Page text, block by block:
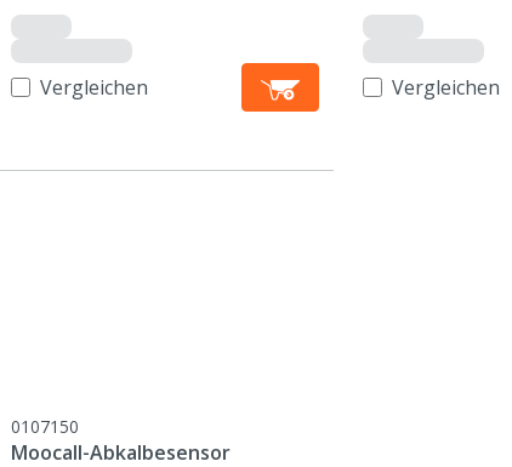
Vergleichen Vergleichen
0107150
Moocall-Abkalbesensor